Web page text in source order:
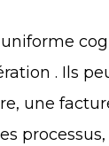
. Ils
une